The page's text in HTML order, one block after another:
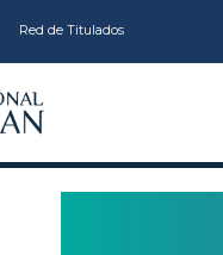
Red de Titulados